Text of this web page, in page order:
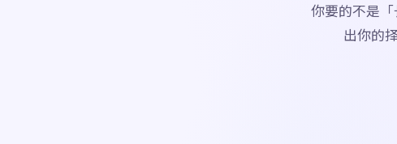
你要的不是
出你的